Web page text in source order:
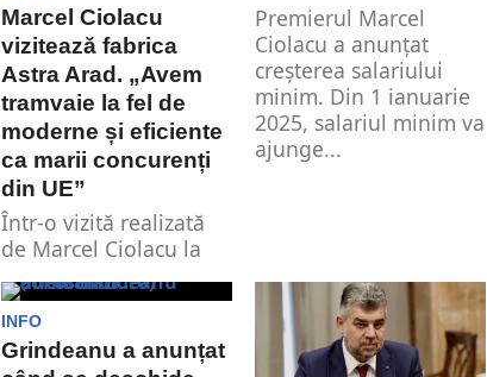
Marcel Ciolacu
vizitează fabrica
Astra Arad. „Avem
tramvaie la fel de
moderne și eficiente
ca marii concurenți
din UE”
Într-o vizită realizată
de Marcel Ciolacu la
Astra Group, aflăm că
compania produce
tramvaie la fel...
Premierul Marcel
Ciolacu a anunțat
creșterea salariului
minim. Din 1 ianuarie
2025, salariul minim va
ajunge...
INFO
Grindeanu a anunțat